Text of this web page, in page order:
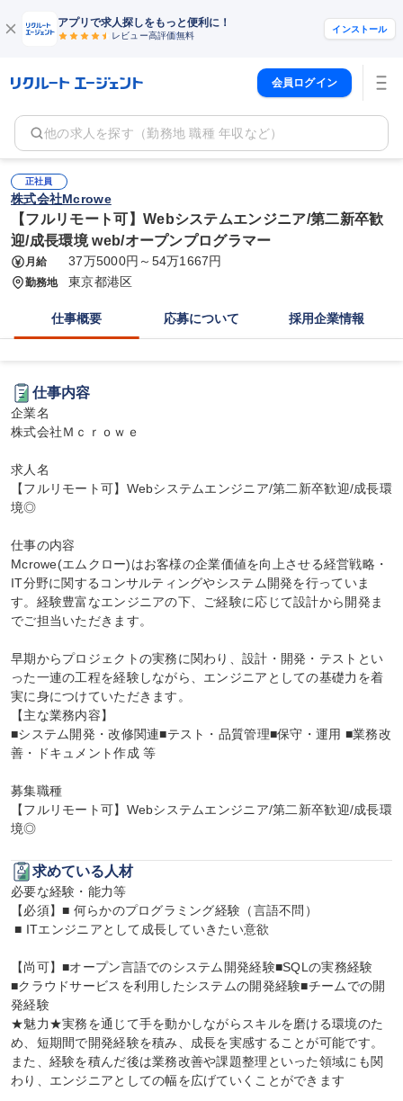
アプリで求人探しをもっと便利に！
レビュー高評価無料
インストール
会員ログイン
他の求人を探す（勤務地 職種 年収など）
正社員
株式会社Mcrowe
【フルリモート可】Webシステムエンジニア/第二新卒歓
迎/成長環境 web/オープンプログラマー
月給 37万5000円～54万1667円
勤務地 東京都港区
仕事概要 応募について 採用企業情報
仕事内容
企業名
株式会社Ｍｃｒｏｗｅ
求人名
【フルリモート可】Webシステムエンジニア/第二新卒歓迎/成長環
境◎
仕事の内容
Mcrowe(エムクロー)はお客様の企業価値を向上させる経営戦略・
IT分野に関するコンサルティングやシステム開発を行っていま
す。経験豊富なエンジニアの下、ご経験に応じて設計から開発ま
でご担当いただきます。
早期からプロジェクトの実務に関わり、設計・開発・テストとい
った一連の工程を経験しながら、エンジニアとしての基礎力を着
実に身につけていただきます。
【主な業務内容】
■システム開発・改修関連■テスト・品質管理■保守・運用 ■業務改
善・ドキュメント作成 等
募集職種
【フルリモート可】Webシステムエンジニア/第二新卒歓迎/成長環
境◎
求めている人材
必要な経験・能力等
【必須】■ 何らかのプログラミング経験（言語不問）
■ ITエンジニアとして成長していきたい意欲
【尚可】■オープン言語でのシステム開発経験■SQLの実務経験
■クラウドサービスを利用したシステムの開発経験■チームでの開
発経験
★魅力★実務を通じて手を動かしながらスキルを磨ける環境のた
め、短期間で開発経験を積み、成長を実感することが可能です。
また、経験を積んだ後は業務改善や課題整理といった領域にも関
わり、エンジニアとしての幅を広げていくことができます